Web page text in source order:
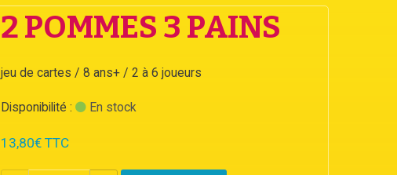
2 POMMES 3 PAINS
jeu de cartes / 8 ans+ / 2 à 6 joueurs
Disponibilité : En stock
13,80€ TTC